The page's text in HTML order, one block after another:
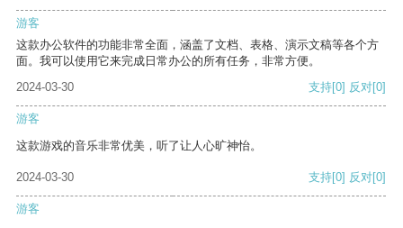
游客
这款办公软件的功能非常全面，涵盖了文档、表格、演示文稿等各个方
面。我可以使用它来完成日常办公的所有任务，非常方便。
2024-03-30
支持[0] 反对[0]
游客
这款游戏的音乐非常优美，听了让人心旷神怡。
2024-03-30 支持[0] 反对[0]
游客